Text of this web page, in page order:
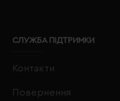
СЛУЖБА ПІДТРИМКИ
Контакти
Повернення